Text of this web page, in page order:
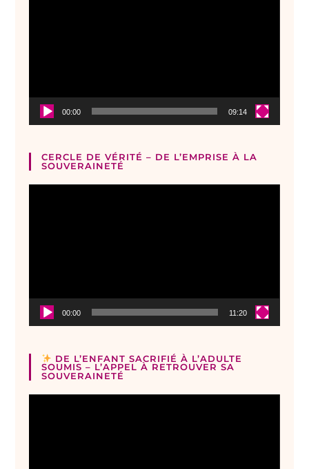
00:00 09:14
CERCLE DE VÉRITÉ – DE L’EMPRISE À LA
SOUVERAINETÉ
00:00 11:20
DE L’ENFANT SACRIFIÉ À L’ADULTE
SOUMIS – L’APPEL À RETROUVER SA
SOUVERAINETÉ